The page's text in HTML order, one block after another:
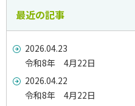
最近の記事
2026.04.23
令和8年 4月22日
2026.04.22
令和8年 4月22日